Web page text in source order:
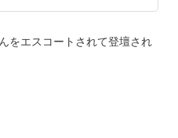
をエスコートされて登壇され